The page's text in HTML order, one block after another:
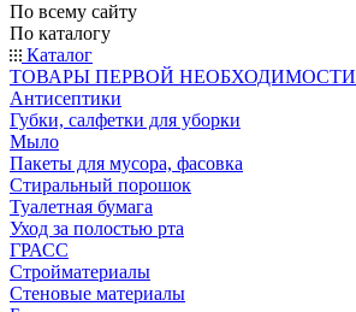
По всему сайту
По каталогу
Каталог
ТОВАРЫ ПЕРВОЙ НЕОБХОДИМОСТИ
Антисептики
Губки, салфетки для уборки
Мыло
Пакеты для мусора, фасовка
Стиральный порошок
Туалетная бумага
Уход за полостью рта
ГРАСС
Стройматериалы
Стеновые материалы